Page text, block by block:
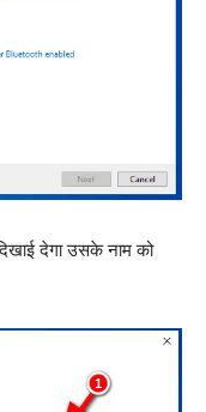
देगा उसके नाम को